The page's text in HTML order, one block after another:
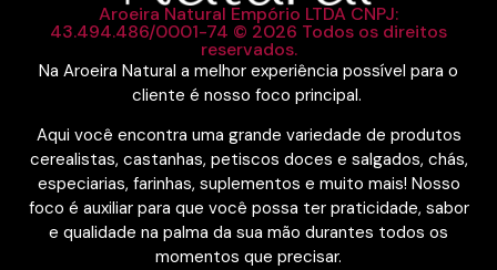
Aroeira Natural Empório LTDA CNPJ:
43.494.486/0001-74 © 2026 Todos os direitos
reservados.
Na Aroeira Natural a melhor experiência possível para o
cliente é nosso foco principal.
Aqui você encontra uma grande variedade de produtos
cerealistas, castanhas, petiscos doces e salgados, chás,
especiarias, farinhas, suplementos e muito mais! Nosso
foco é auxiliar para que você possa ter praticidade, sabor
e qualidade na palma da sua mão durantes todos os
momentos que precisar.